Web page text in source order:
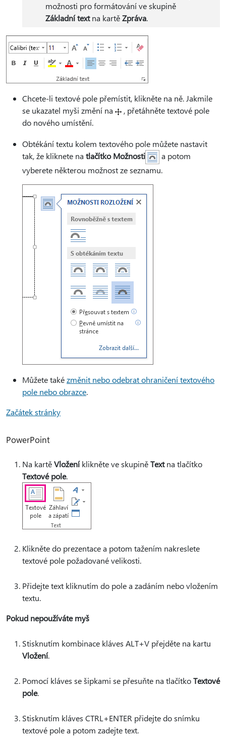
možnosti pro formátování ve skupině
Základní textna kartěZpráva.
Chcete-li textové pole přemístit, klikněte na ně. Jakmile
se ukazatel myši změní na
, přetáhněte textové pole
do nového umístění.
Obtékání textu kolem textového pole můžete nastavit
tak, že kliknete na tlačítko Možnosti
a potom
vyberete některou možnost ze seznamu.
Můžete takézměnit nebo odebrat ohraničení textového
pole nebo obrazce.
Začátek stránky
PowerPoint
Na kartěVloženíklikněte ve skupiněTextna tlačítko
Textové pole.
Klikněte do prezentace a potom tažením nakreslete
textové pole požadované velikosti.
Přidejte text kliknutím do pole a zadáním nebo vložením
textu.
Pokud nepoužíváte myš
Stisknutím kombinace kláves ALT+V přejděte na kartu
Vložení.
Pomocí kláves se šipkami se přesuňte na tlačítkoTextové
pole.
Stisknutím kláves CTRL+ENTER přidejte do snímku
textové pole a potom zadejte text.